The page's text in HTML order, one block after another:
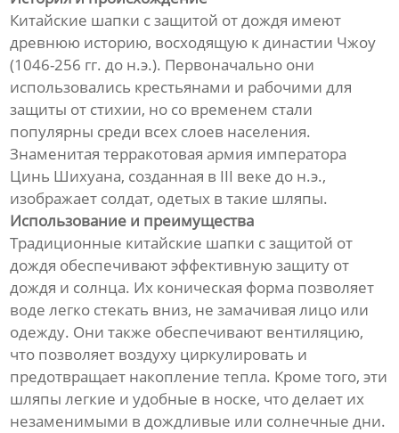
Китайские шапки с защитой от дождя имеют
древнюю историю, восходящую к династии Чжоу
(1046-256 гг. до н.э.). Первоначально они
использовались крестьянами и рабочими для
защиты от стихии, но со временем стали
популярны среди всех слоев населения.
Знаменитая терракотовая армия императора
Цинь Шихуана, созданная в III веке до н.э.,
изображает солдат, одетых в такие шляпы.
Использование и преимущества
Традиционные китайские шапки с защитой от
дождя обеспечивают эффективную защиту от
дождя и солнца. Их коническая форма позволяет
воде легко стекать вниз, не замачивая лицо или
одежду. Они также обеспечивают вентиляцию,
что позволяет воздуху циркулировать и
предотвращает накопление тепла. Кроме того, эти
шляпы легкие и удобные в носке, что делает их
незаменимыми в дождливые или солнечные дни.